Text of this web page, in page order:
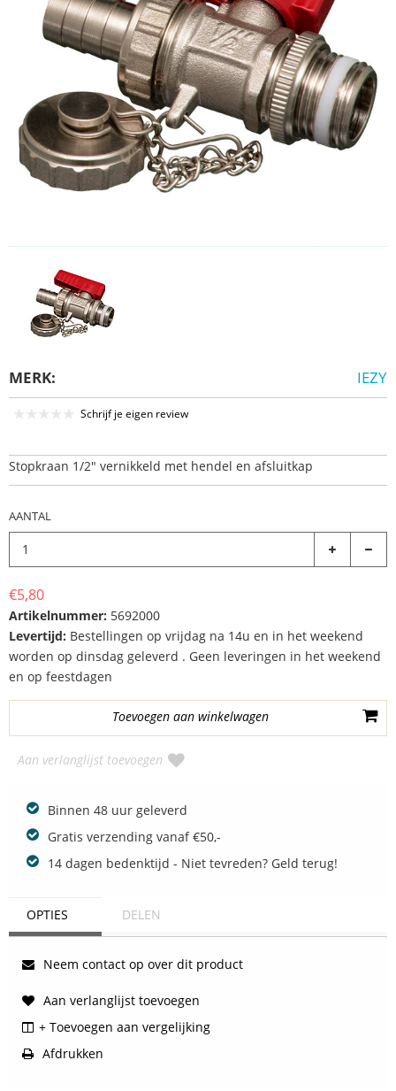
MERK: IEZY
Schrijf je eigen review
Stopkraan 1/2" vernikkeld met hendel en afsluitkap
AANTAL
€5,80
Artikelnummer: 5692000
Levertijd: Bestellingen op vrijdag na 14u en in het weekend
worden op dinsdag geleverd . Geen leveringen in het weekend
en op feestdagen
Aan verlanglijst toevoegen
Binnen 48 uur geleverd
Gratis verzending vanaf €50,-
14 dagen bedenktijd - Niet tevreden? Geld terug!
OPTIES DELEN
Neem contact op over dit product
Aan verlanglijst toevoegen
+ Toevoegen aan vergelijking
Afdrukken